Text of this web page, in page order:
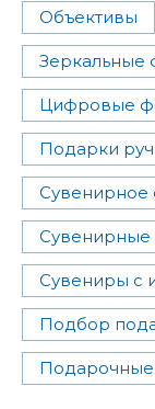
Объективы
Зеркальные
Цифровые
Подарки
Сувенирное
Сувенирные
Сувениры с
Подбор
Подарочные